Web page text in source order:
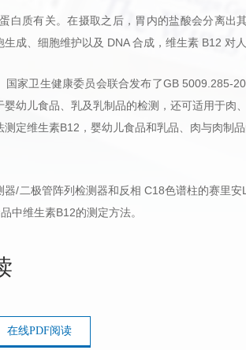
用户名
密码
用户名
邮箱
登录名
输入密码
Email
在以下条款中，"用户"是指向天美
用户同意此在线注册条款之效力如
户完全同意所有服务条款并完成注册程
第一条 提供个人信息
1-1 用户承诺并保证自己是具有完
束为该用户提供服务的权利。
天美（美洲）
白质有关。在摄取之后，胃内的盐酸会分离
成、细胞维护以及 DNA 合成，维生素 B12 对人
国家卫生健康委员会联合发布了GB 5009.285-
婴幼儿食品、乳及乳制品的检测，还可适用于
测定维生素B12，婴幼儿食品和乳品、肉与肉制
器/二极管阵列检测器和反相 C18色谱柱的赛里安
中维生素B12的测定方法。
在线PDF阅读